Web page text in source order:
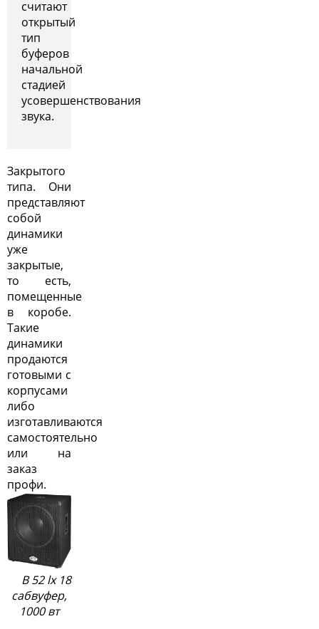
считают
открытый
тип
буферов
начальной
стадией
усовершенствования
звука.
Закрытого
типа. Они
представляют
собой
динамики
уже
закрытые,
то есть,
помещенные
в коробе.
Такие
динамики
продаются
готовыми с
корпусами
либо
изготавливаются
самостоятельно
или на
заказ
профи.
B 52 lx 18
сабвуфер,
1000 вт